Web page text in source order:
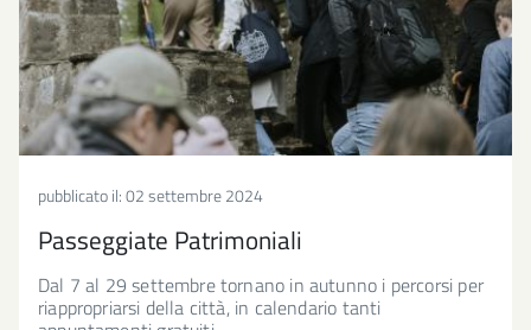
pubblicato il:02 settembre 2024
Passeggiate Patrimoniali
Dal 7 al 29 settembre tornano in autunno i percorsi per
riappropriarsi della città, in calendario tanti